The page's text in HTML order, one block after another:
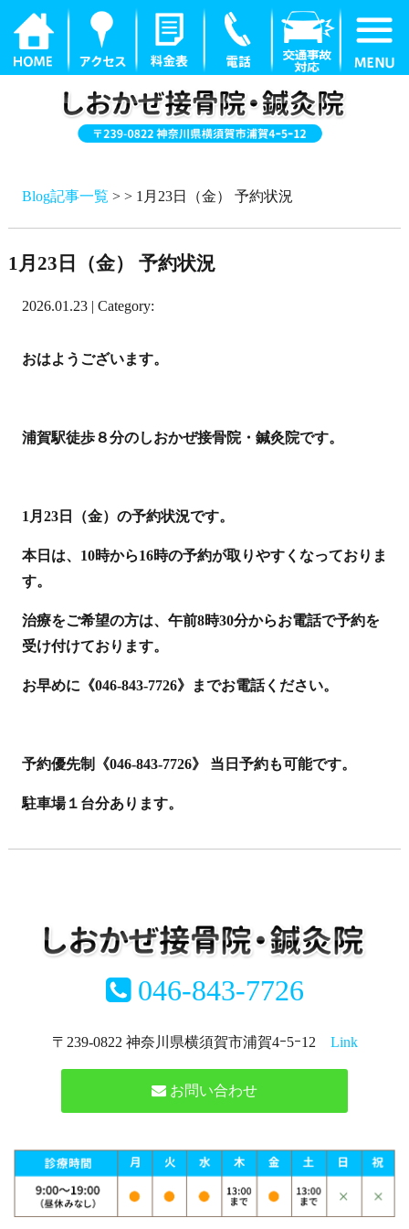
Blog記事一覧 > > 1月23日（金） 予約状況
1月23日（金） 予約状況
2026.01.23 | Category:
おはようございます。
浦賀駅徒歩８分のしおかぜ接骨院・鍼灸院です。
1月23日（金）の予約状況です。
本日は、10時から16時の予約が取りやすくなっておりま
す。
治療をご希望の方は、午前8時30分からお電話で予約を
受け付けております。
お早めに《046-843-7726》までお電話ください。
予約優先制《046-843-7726》 当日予約も可能です。
駐車場１台分あります。
046-843-7726
〒239-0822 神奈川県横須賀市浦賀4ｰ5ｰ12 Link
お問い合わせ